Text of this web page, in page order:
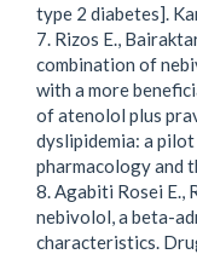
type 2 diabetes].
7. Rizos E.,
combination of
with a more
of atenolol plus
dyslipidemia: a
pharmacology and
8. Agabiti Rosei E.,
nebivolol, a beta-
characteristics.